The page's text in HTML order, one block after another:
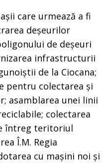
care urmează a fi
deșeurilor
de deșeuri
infrastructurii
de la Ciocana;
pentru colectarea și
asamblarea unei linii
colectarea
întreg teritoriul
Î.M. Regia
cu mașini noi și